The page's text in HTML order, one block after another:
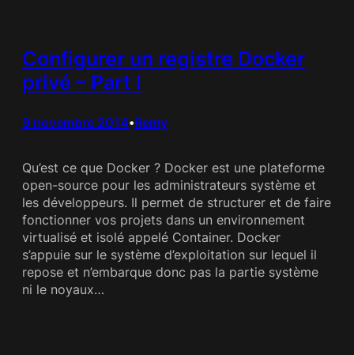
Configurer un registre Docker
privé – Part I
9 novembre 2014•Remy
Qu’est ce que Docker ? Docker est une plateforme
open-source pour les administrateurs système et
les développeurs. Il permet de structurer et de faire
fonctionner vos projets dans un environnement
virtualisé et isolé appelé Container. Docker
s’appuie sur le système d’exploitation sur lequel il
repose et n’embarque donc pas la partie système
ni le noyaux…